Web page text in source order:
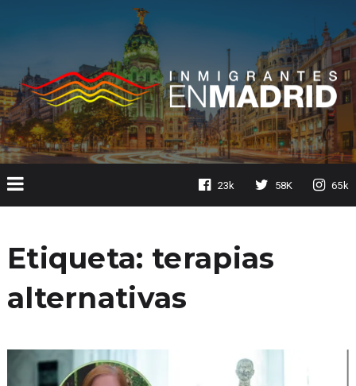
23k 58K 65k
Etiqueta: terapias
alternativas